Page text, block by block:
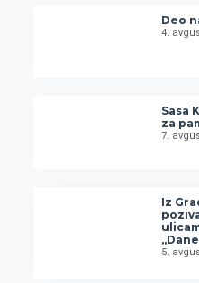
Deo
4.
Sasa
za
7.
Iz
5.